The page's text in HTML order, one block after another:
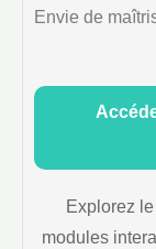
Envie de
Explorez
modules